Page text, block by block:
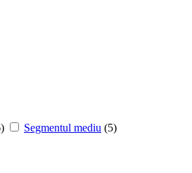
Segmentul mediu (5)